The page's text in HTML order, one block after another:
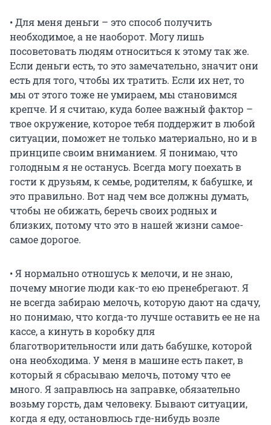
• Для меня деньги – это способ получить
необходимое, а не наоборот. Могу лишь
посоветовать людям относиться к этому так же.
Если деньги есть, то это замечательно, значит они
есть для того, чтобы их тратить. Если их нет, то
мы от этого тоже не умираем, мы становимся
крепче. И я считаю, куда более важный фактор –
твое окружение, которое тебя поддержит в любой
ситуации, поможет не только материально, но и в
принципе своим вниманием. Я понимаю, что
голодным я не останусь. Всегда могу поехать в
гости к друзьям, к семье, родителям, к бабушке, и
это правильно. Вот над чем все должны думать,
чтобы не обижать, беречь своих родных и
близких, потому что это в нашей жизни самое-
самое дорогое.
• Я нормально отношусь к мелочи, и не знаю,
почему многие люди как-то ею пренебрегают. Я
не всегда забираю мелочь, которую дают на сдачу,
но понимаю, что когда-то лучше оставить ее не на
кассе, а кинуть в коробку для
благотворительности или дать бабушке, которой
она необходима. У меня в машине есть пакет, в
который я сбрасываю мелочь, потому что ее
много. Я заправлюсь на заправке, обязательно
возьму горсть, дам человеку. Бывают ситуации,
когда я еду, остановлюсь где-нибудь возле